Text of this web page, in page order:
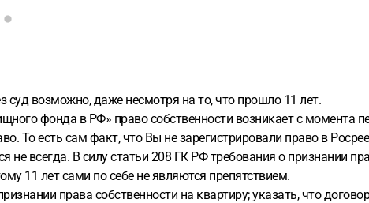
суд возможно, даже несмотря на то, что прошло 11 лет.
фонда в РФ» право собственности возникает с момента
То есть сам факт, что Вы не зарегистрировали право в
не всегда. В силу статьи 208 ГК РФ требования о признании
11 лет сами по себе не являются препятствием.
права собственности на квартиру; указать, что